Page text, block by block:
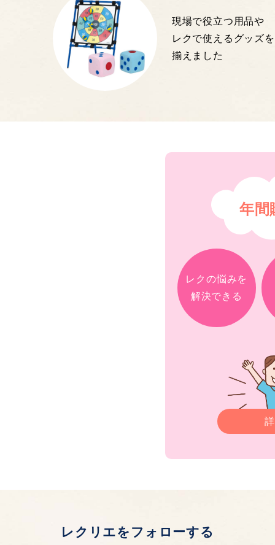
現場で役立つ用品や
レクで使えるグッズを
揃えました
年間
レクの悩みを
解決できる
レクリエをフォローする